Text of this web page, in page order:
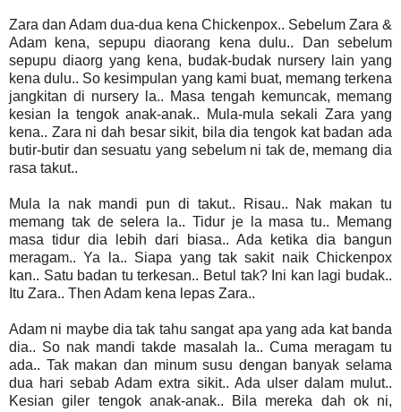
Zara dan Adam dua-dua kena Chickenpox.. Sebelum Zara &
Adam kena, sepupu diaorang kena dulu.. Dan sebelum
sepupu diaorg yang kena, budak-budak nursery lain yang
kena dulu.. So kesimpulan yang kami buat, memang terkena
jangkitan di nursery la.. Masa tengah kemuncak, memang
kesian la tengok anak-anak.. Mula-mula sekali Zara yang
kena.. Zara ni dah besar sikit, bila dia tengok kat badan ada
butir-butir dan sesuatu yang sebelum ni tak de, memang dia
rasa takut..
Mula la nak mandi pun di takut.. Risau.. Nak makan tu
memang tak de selera la.. Tidur je la masa tu.. Memang
masa tidur dia lebih dari biasa.. Ada ketika dia bangun
meragam.. Ya la.. Siapa yang tak sakit naik Chickenpox
kan.. Satu badan tu terkesan.. Betul tak? Ini kan lagi budak..
Itu Zara.. Then Adam kena lepas Zara..
Adam ni maybe dia tak tahu sangat apa yang ada kat banda
dia.. So nak mandi takde masalah la.. Cuma meragam tu
ada.. Tak makan dan minum susu dengan banyak selama
dua hari sebab Adam extra sikit.. Ada ulser dalam mulut..
Kesian giler tengok anak-anak.. Bila mereka dah ok ni,